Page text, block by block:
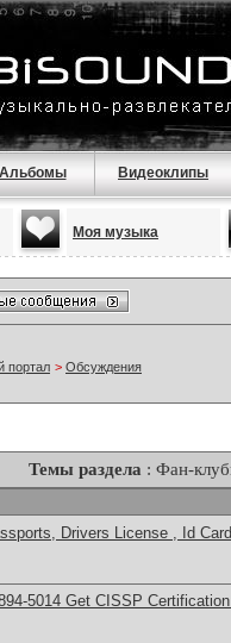
Альбомы Видеоклипы
Моя музыка
портал > Обсуждения
Темы раздела : Фан-
Drivers License , Id
5014​ Get CISSP